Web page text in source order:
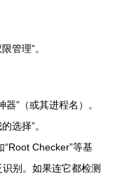
管理”。
”（或其进程名）。
选择”。
“Root Checker”等基
别。如果连它都检测